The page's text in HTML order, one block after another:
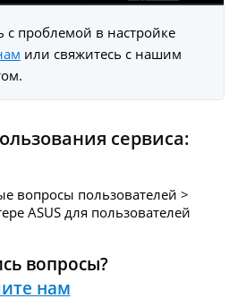
с проблемой в настройке
или свяжитесь с нашим
сервиса:
вопросы пользователей >
ASUS для пользователей
вопросы?
нам